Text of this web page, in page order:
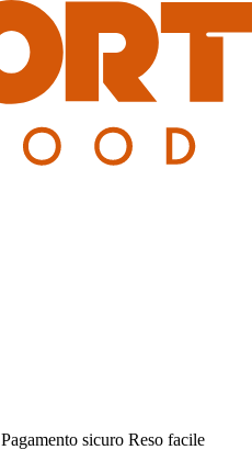
Pagamento sicuro Reso facile